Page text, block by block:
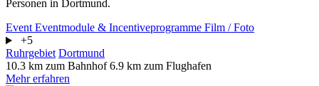
Personen in Dortmund.
Event Eventmodule & Incentiveprogramme Film / Foto
+5
Ruhrgebiet Dortmund
10.3 km zum Bahnhof6.9 km zum Flughafen
Mehr erfahren